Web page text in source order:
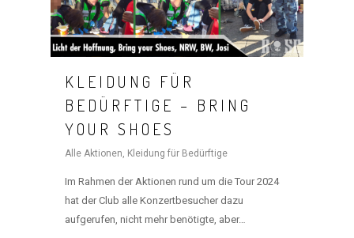
KLEIDUNG FÜR
BEDÜRFTIGE – BRING
YOUR SHOES
Alle Aktionen, Kleidung für Bedürftige
Im Rahmen der Aktionen rund um die Tour 2024
hat der Club alle Konzertbesucher dazu
aufgerufen, nicht mehr benötigte, aber…